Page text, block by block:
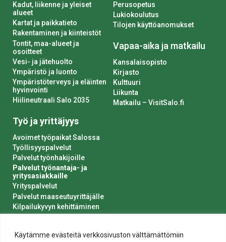
Käytämme evästeitä verkkosivuston välttämättömiin
Kadut, liikenne ja yleiset
alueet
Kartat ja paikkatieto
Rakentaminen ja kiinteistöt
Tontit, maa-alueet ja
osoitteet
Vesi- ja jätehuolto
Ympäristö ja luonto
Ympäristöterveys ja eläinten
hyvinvointi
Hiilineutraali Salo 2035
Työ ja yrittäjyys
Avoimet työpaikat Salossa
Työllisyyspalvelut
Palvelut työnhakijoille
Palvelut työnantaja- ja
yritysasiakkaille
Yrityspalvelut
Palvelut maaseutuyrittäjälle
Kilpailukyvyn kehittäminen
Perusopetus
Lukiokoulutus
Tilojen käyttöanomukset
Vapaa-aika ja matkailu
Kansalaisopisto
Kirjasto
Kulttuuri
Liikunta
Matkailu – VisitSalo.fi